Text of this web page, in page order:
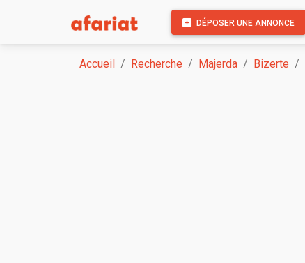
DÉPOSER UNE ANNONCE
Accueil Recherche Majerda Bizerte